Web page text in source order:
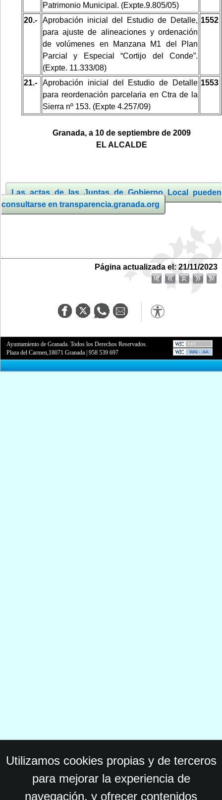
Patrimonio Municipal. (Expte.9.805/05)
20.-
Aprobación inicial del Estudio de Detalle,
para ajuste de alineaciones y ordenación
de volúmenes en Manzana M1 del Plan
Parcial y Especial “Cortijo del Conde”.
(Expte. 11.333/08)
1552
21.-
Aprobación inicial del Estudio de Detalle
para reordenación parcelaria en Ctra de la
Sierra nº 153. (Expte 4.257/09)
1553
Granada, a 10 de septiembre de 2009
EL ALCALDE
Las actas de las Juntas de Gobierno Local pueden
consultarse en transparencia.granada.org
Página actualizada el: 21/11/2023
Ayuntamiento de Granada. Todos los Derechos Reservados.
Plaza del Carmen,18071 Granada |958 539 697
Utilizamos cookies propias y de terceros
para mejorar la experiencia de
navegación, y ofrecer contenidos